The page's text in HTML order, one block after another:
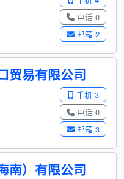
电话 0
邮箱 2
贸易有限公司
手机 3
电话 0
邮箱 3
南）有限公司